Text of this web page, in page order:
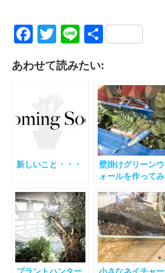
Facebook
Twitter
Line共
あわせて読みたい:
新しいこと・・・
壁掛けグリーンウ
ォールを作ってみ
プラントハンター
小さなネイチャー